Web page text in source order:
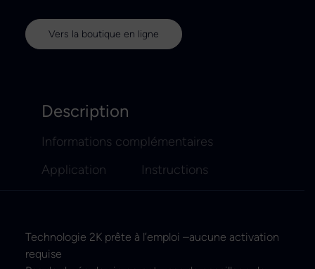
Vers la boutique en ligne
Description
Informations complémentaires
Application
Instructions
Technologie 2K prête à l’emploi –aucune activation
requise